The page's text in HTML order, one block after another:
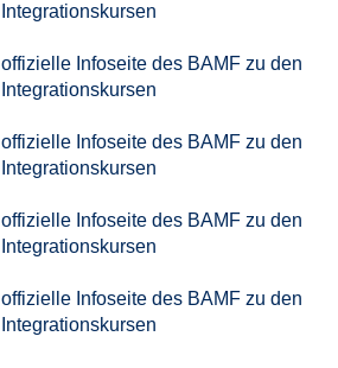
Integrationskursen
offizielle Infoseite des BAMF zu den
Integrationskursen
offizielle Infoseite des BAMF zu den
Integrationskursen
offizielle Infoseite des BAMF zu den
Integrationskursen
offizielle Infoseite des BAMF zu den
Integrationskursen